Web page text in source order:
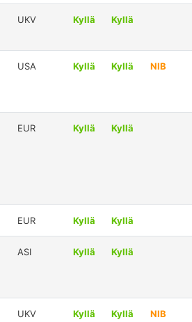
UKV Kyllä Kyllä
USA Kyllä Kyllä NIB
EUR Kyllä Kyllä
EUR Kyllä Kyllä
ASI Kyllä Kyllä
UKV Kyllä Kyllä NIB